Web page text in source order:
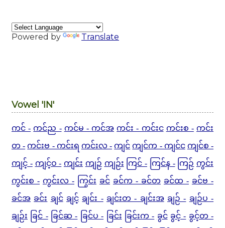
Powered by Translate
Vowel 'IN'
ကင် - ကင်ည - ကင်မ - ကင်အ ကင်း - ကင်းင ကင်းစ - ကင်း
တ - ကင်းဗ - ကင်းရ ကင်းလ - ကျင် ကျင်က - ကျင်င ကျင်စ -
ကျင့် - ကျင့်ဝ - ကျင်း ကျဉ် ကျဉ်း ကြင် - ကြင်န - ကြဉ် ကွင်း
ကွင်းစ - ကွင်းလ - ကြွင်း ခင် ခင်က - ခင်တ ခင်ထ - ခင်ဗ -
ခင်အ ခင်း ချင် ချင့် ချင်း - ချင်းတ - ချင်းအ ချဉ် - ချဉ်ပ -
ချဉ်း ခြင် - ခြင်ဆ - ခြင်ပ - ခြင်း ခြင်းက - ခွင် ခွင့် - ခွင့်တ -